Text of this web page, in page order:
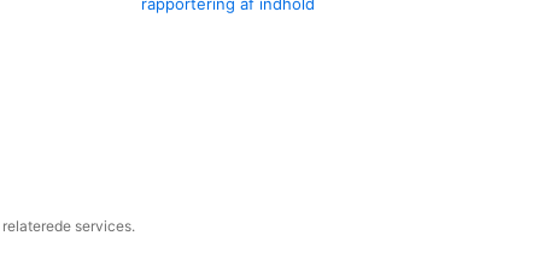
services.